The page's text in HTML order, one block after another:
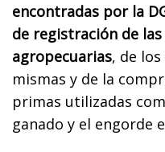
encontradas por la
de registración de
agropecuarias, de
mismas y de la
primas utilizadas
ganado y el engorde